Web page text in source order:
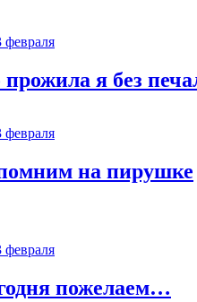
февраля
прожила я без
февраля
на пирушке
февраля
пожелаем…